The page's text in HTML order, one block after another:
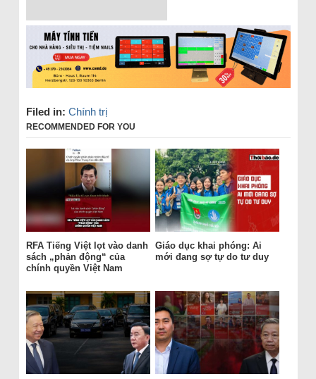
Filed in: Chính trị
RECOMMENDED FOR YOU
RFA Tiếng Việt lọt vào danh
sách „phản động“ của
chính quyền Việt Nam
Giáo dục khai phóng: Ai
mới đang sợ tự do tư duy